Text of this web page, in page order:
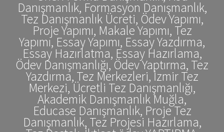
Danışmanlık, Formasyon Danışmanlık,
Tez Danışmanlık Ücreti, Ödev Yapımı,
Proje Yapımı, Makale Yapımı, Tez
Yapımı, Essay Yapımı, Essay Yazdırma,
Essay Hazırlatma, Essay Hazırlama,
Ödev Danışmanlığı, Ödev Yaptırma, Tez
Yazdırma, Tez Merkezleri, İzmir Tez
Merkezi, Ücretli Tez Danışmanlığı,
Akademik Danışmanlık Muğla,
Educase Danışmanlık, Proje Tez
Danışmanlık, Tez Projesi Hazırlama,